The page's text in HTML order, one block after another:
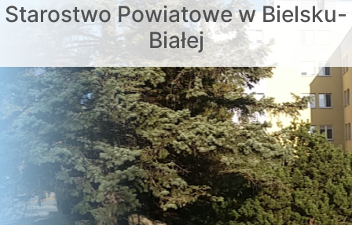
Starostwo Powiatowe w Bielsku-
Białej